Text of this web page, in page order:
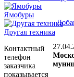
Ямобуры
Другая техника
Контактный
телефон
заказчика
показывается